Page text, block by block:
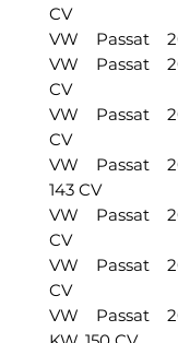
CV
VW Passat
VW Passat
CV
VW Passat
CV
VW Passat
143 CV
VW Passat
CV
VW Passat
CV
VW Passat